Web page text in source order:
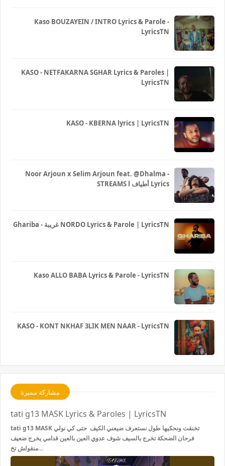
Kaso BOUZAYEIN / INTRO Lyrics & Parole -
LyricsTN
KASO - NETFAKARNA SGHAR Lyrics & Paroles |
LyricsTN
KASO - KBERNA lyrics | LyricsTN
Noor Arjoun x Selim Arjoun feat. @Dhalma -
STREAMS l أطياف Lyrics
Ghariba - غريبة NORDO Lyrics & Parole | LyricsTN
Kaso ALLO BABA Lyrics & Parole - LyricsTN
KASO - KONT NKHAF 3LIK MEN NAAR - LyricsTN
مشاركة مميزة
tati g13 MASK Lyrics & Paroles | LyricsTN
tati g13 MASK تخنقت ونحكيها طول نستعرف ضيعني الكيف حتى كي نولي
فرحان الضحكة تخرج بالسيف شوف عدوي العين بالعين قدامي يخرج ضعيف
منقولش تخ…